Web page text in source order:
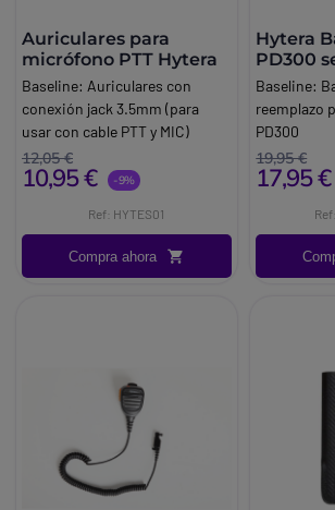
Auriculares para
micrófono PTT Hytera
Baseline: Auriculares con
conexión jack 3.5mm (para
usar con cable PTT y MIC)
Marca:Hytera
12,05 €
10,95 € -9%
Ref: HYTES01
Compra ahora
Hytera
PD300
Baseline:
reemplazo
PD300
Marca:
19,95 €
17,95 €